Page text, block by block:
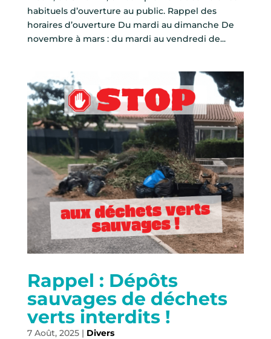
habituels d’ouverture au public. Rappel des
horaires d’ouverture Du mardi au dimanche De
novembre à mars : du mardi au vendredi de...
Rappel : Dépôts
sauvages de déchets
verts interdits !
7 Août, 2025| Divers